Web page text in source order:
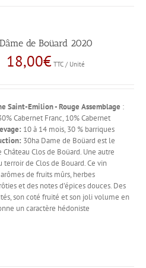
Dâme de Boüard 2020
18,00€ TTC / Unité
Saint-Emilion - Rouge Assemblage :
Cabernet Franc, 10% Cabernet
10 à 14 mois, 30 % barriques
30ha Dame de Boüard est le
Clos de Boüard. Une autre
terroir de Clos de Bouard. Ce vin
de fruits mûrs, herbes
et des notes d’épices douces. Des
son coté fruité et son joli volume en
un caractère hédoniste